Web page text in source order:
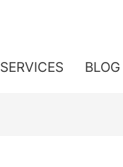
SERVICES BLOG